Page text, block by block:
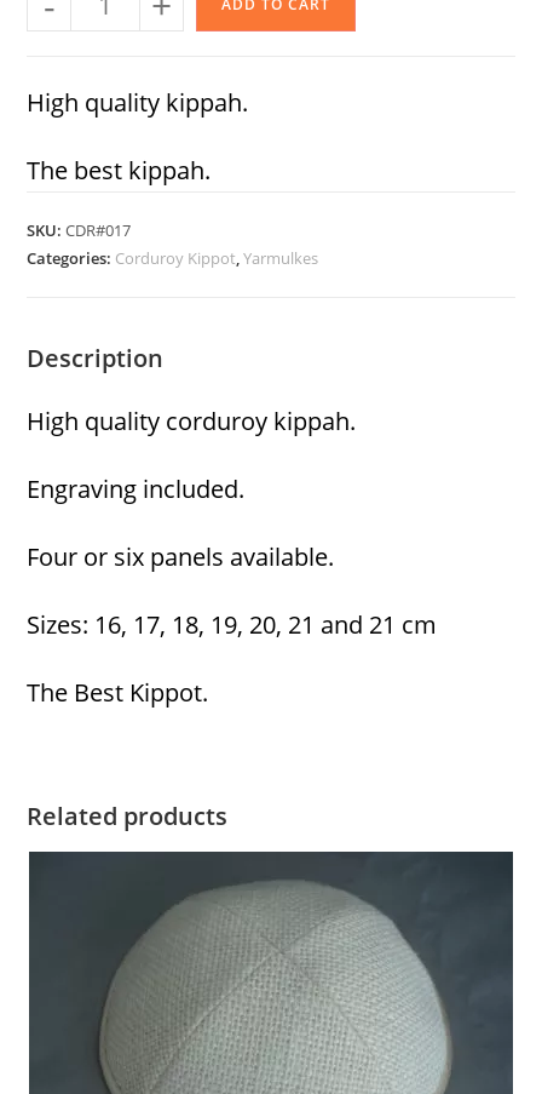
High quality kippah.
The best kippah.
ADD TO CART
SKU:CDR#017
Categories: Corduroy Kippot,Yarmulkes
Description
High quality corduroy kippah.
Engraving included.
Four or six panels available.
Sizes: 16, 17, 18, 19, 20, 21 and 21 cm
The Best Kippot.
Related products